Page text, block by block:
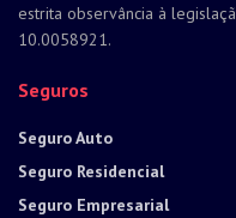
estrita observância à
10.0058921.
Seguros
Seguro Auto
Seguro Residencial
Seguro Empresarial